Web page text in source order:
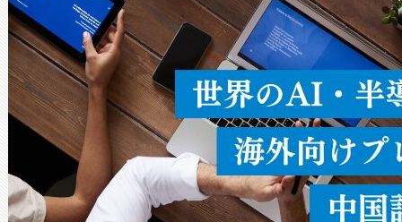
うにします。遠距離まで届く
密度なスキャ […]